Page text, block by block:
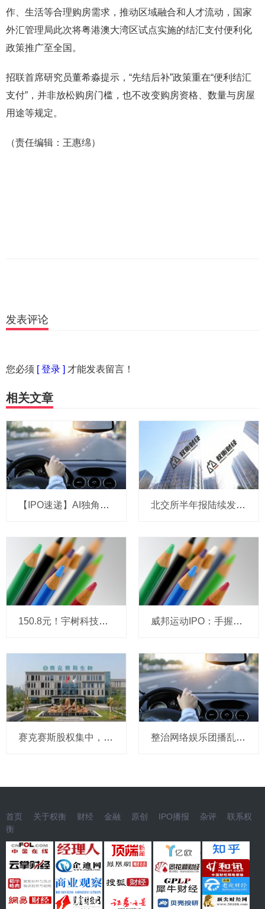
作、生活等合理购房需求，推动区域融合和人才流动，国家
外汇管理局此次将粤港澳大湾区试点实施的结汇支付便利化
政策推广至全国。
招联首席研究员董希淼提示，“先结后补”政策重在“便利结汇
支付”，并非放松购房门槛，也不改变购房资格、数量与房屋
用途等规定。
（责任编辑：王惠绵）
发表评论
您必须 [ 登录 ] 才能发表留言！
相关文章
【IPO速递】AI独角兽演语科技拟冲刺港股：成立三年，ARR剑指7亿美元 北交所半年报陆续发布 高景气赛道企业业绩亮眼
150.8元！宇树科技，IPO发行价定了 威邦运动IPO：手握8亿现金仍募资补流，实控人家族持股超99%
赛克赛斯股权集中，前番冲刺曾受警示，经销为主营收波动 整治网络娱乐团播乱象 中央网信办处置1840余个违规账号
首页 关于权衡 财经 金融 原创 IPO播报 杂评
联系权
衡